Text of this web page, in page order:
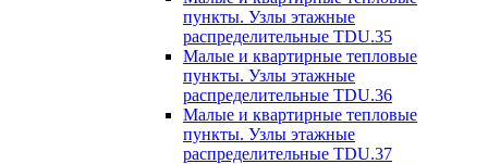
пункты. Узлы этажные
распределительные TDU.35
Малые и квартирные тепловые
пункты. Узлы этажные
распределительные TDU.36
Малые и квартирные тепловые
пункты. Узлы этажные
распределительные TDU.37